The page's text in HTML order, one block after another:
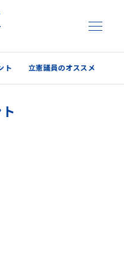
ト 立憲議員のオススメ